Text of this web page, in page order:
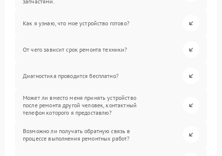
Как я узнаю, что мое устройство готово?
От чего зависит срок ремонта техники?
Диагностика проводится бесплатно?
Может ли вместо меня принять устройство
после ремонта другой человек, контактный
телефон которого я предоставлю?
Возможно ли получать обратную связь в
процессе выполнения ремонтных работ?